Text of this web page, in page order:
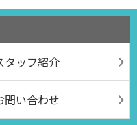
タッフ紹介
問い合わせ